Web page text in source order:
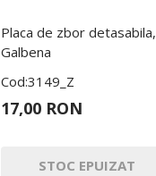
Placa de zbor detasabila,
Galbena
Cod:3149_Z
17,00 RON
STOC EPUIZAT